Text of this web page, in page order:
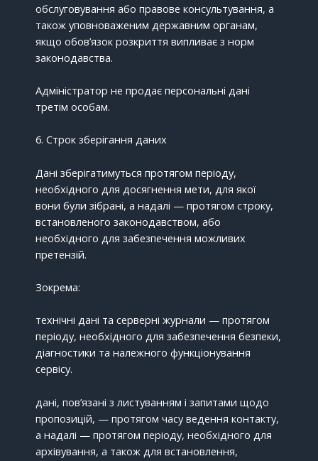
обслуговування або правове консультування, а
також уповноваженим державним органам,
якщо обов’язок розкриття випливає з норм
законодавства.
Адміністратор не продає персональні дані
третім особам.
6. Строк зберігання даних
Дані зберігатимуться протягом періоду,
необхідного для досягнення мети, для якої
вони були зібрані, а надалі — протягом строку,
встановленого законодавством, або
необхідного для забезпечення можливих
претензій.
Зокрема:
технічні дані та серверні журнали — протягом
періоду, необхідного для забезпечення безпеки,
діагностики та належного функціонування
сервісу.
дані, пов’язані з листуванням і запитами щодо
пропозицій, — протягом часу ведення контакту,
а надалі — протягом періоду, необхідного для
архівування, а також для встановлення,